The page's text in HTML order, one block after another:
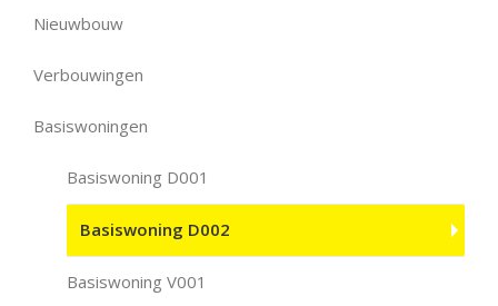
Nieuwbouw
Verbouwingen
Basiswoningen
Basiswoning D001
Basiswoning D002
Basiswoning V001